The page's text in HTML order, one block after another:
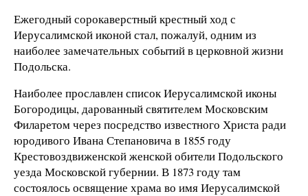
Ежегодный сорокаверстный крестный ход с
Иерусалимской иконой стал, пожалуй, одним из
наиболее замечательных событий в церковной жизни
Подольска.
Наиболее прославлен список Иерусалимской иконы
Богородицы, дарованный святителем Московским
Филаретом через посредство известного Христа ради
юродивого Ивана Степановича в 1855 году
Крестовоздвиженской женской обители Подольского
уезда Московской губернии. В 1873 году там
состоялось освящение храма во имя Иерусалимской